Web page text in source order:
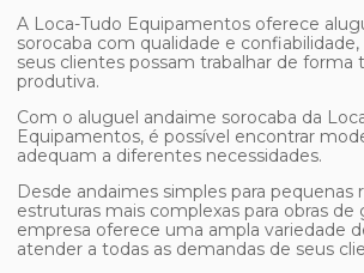
A Loca-Tudo Equipamentos oferece
sorocaba com qualidade e
seus clientes possam trabalhar de forma
produtiva.
Com o aluguel andaime sorocaba da
Equipamentos, é possível encontrar
adequam a diferentes necessidades.
Desde andaimes simples para pequenas
estruturas mais complexas para obras de
empresa oferece uma ampla variedade
atender a todas as demandas de seus